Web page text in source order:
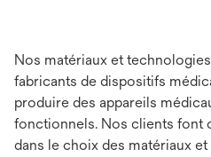
Nos matériaux et
fabricants de dispositifs
produire des appareils
fonctionnels. Nos clients font
dans le choix des matériaux